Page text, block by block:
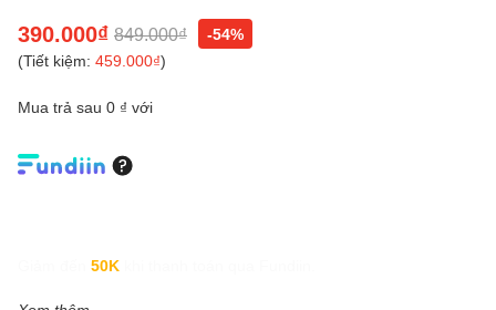
390.000₫ 849.000₫
-54%
(Tiết kiệm: 459.000₫)
Mua trả sau 0 ₫ với
50K